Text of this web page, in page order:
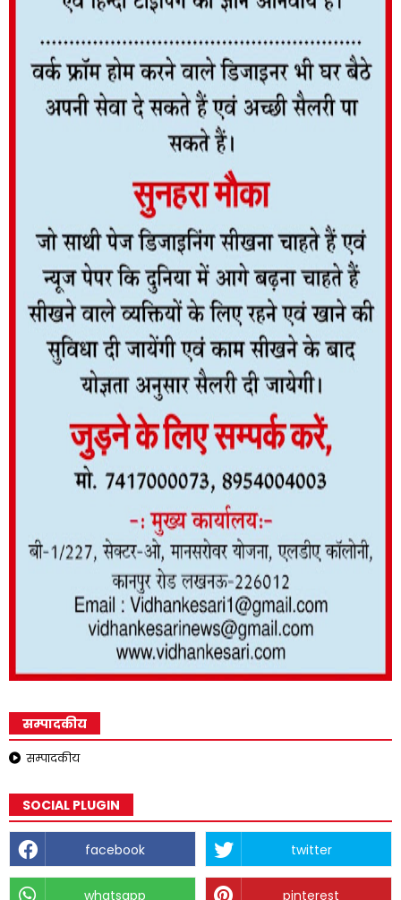
सम्पादकीय
सम्पादकीय
SOCIAL PLUGIN
facebook twitter
whatsapp pinterest